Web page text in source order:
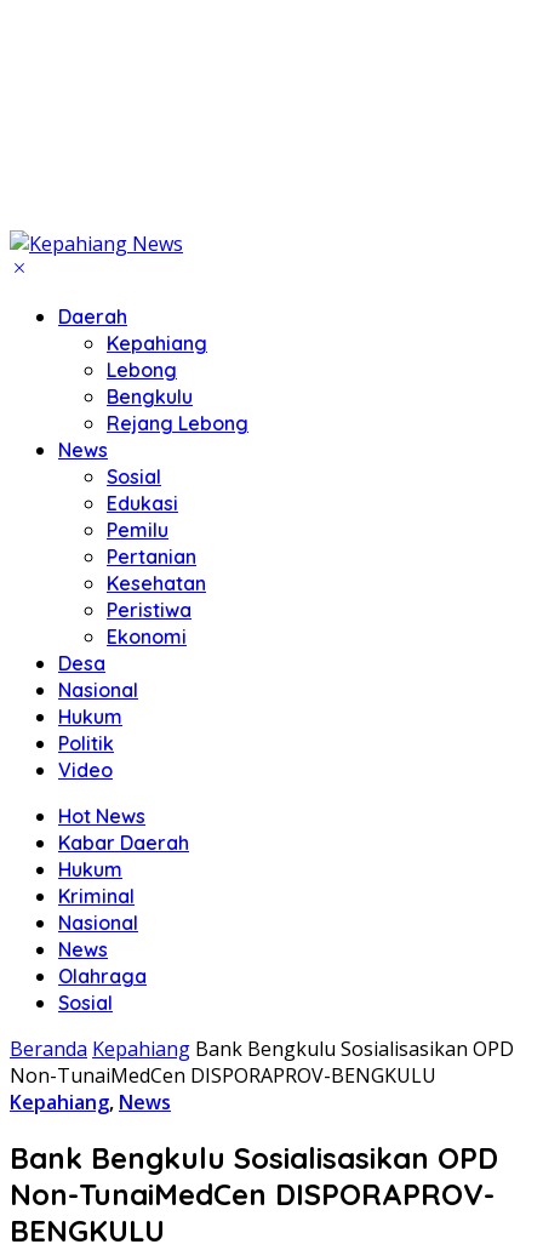
Daerah
Kepahiang
Lebong
Bengkulu
Rejang Lebong
News
Sosial
Edukasi
Pemilu
Pertanian
Kesehatan
Peristiwa
Ekonomi
Desa
Nasional
Hukum
Politik
Video
Hot News
Kabar Daerah
Hukum
Kriminal
Nasional
News
Olahraga
Sosial
Beranda Kepahiang Bank Bengkulu Sosialisasikan OPD
Non-TunaiMedCen DISPORAPROV-BENGKULU
Kepahiang, News
Bank Bengkulu Sosialisasikan OPD
Non-TunaiMedCen DISPORAPROV-
BENGKULU